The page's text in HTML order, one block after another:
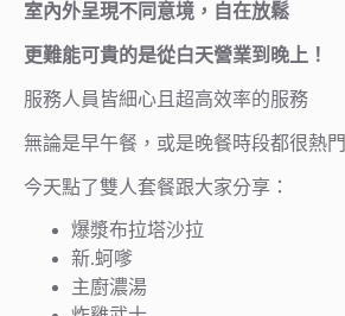
室內外呈現不同意境，自在放鬆
更難能可貴的是從白天營業到晚上！
服務人員皆細心且超高效率的服務
無論是早午餐，或是晚餐時段都很熱門
今天點了雙人套餐跟大家分享：
爆漿布拉塔沙拉
新.蚵嗲
主廚濃湯